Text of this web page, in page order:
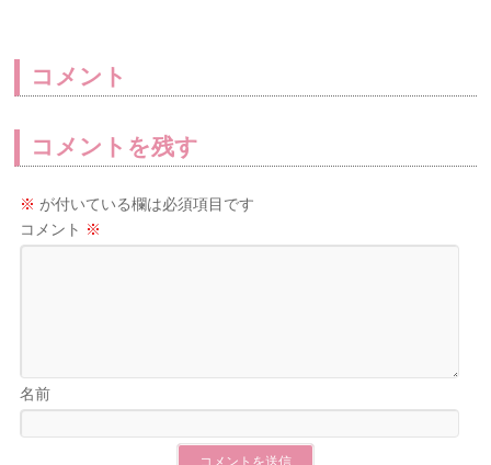
コメント
コメントを残す
※ が付いている欄は必須項目です
コメント ※
名前